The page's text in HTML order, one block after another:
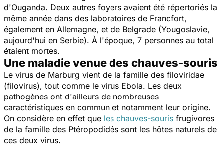
d'Ouganda. Deux autres foyers avaient été répertoriés la
même année dans des laboratoires de Francfort,
également en Allemagne, et de Belgrade (Yougoslavie,
aujourd'hui en Serbie). À l'époque, 7 personnes au total
étaient mortes.
Une maladie venue des chauves-souris
Le virus de Marburg vient de la famille des filoviridae
(filovirus), tout comme le virus Ebola. Les deux
pathogènes ont d'ailleurs de nombreuses
caractéristiques en commun et notamment leur origine.
On considère en effet que les chauves-souris frugivores
de la famille des Ptéropodidés sont les hôtes naturels de
ces deux virus.